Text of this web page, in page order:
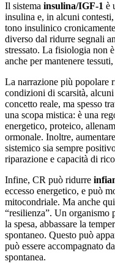
Il sistema insulina/IGF-1 è
insulina e, in alcuni
tono insulinico
diverso dal ridurre segnali
stressato. La fisiologia non
anche per mantenere
La narrazione più popolare
condizioni di scarsità,
concetto reale, ma spesso
una scopa mistica: è una
energetico, proteico,
ormonale. Inoltre,
sistemico sia sempre
riparazione e capacità di
Infine, CR può ridurre
eccesso energetico, e può
mitocondriale. Ma anche
“resilienza”. Un organismo
la spesa, abbassare la
spontaneo. Questo può
può essere accompagnato
spontanea.